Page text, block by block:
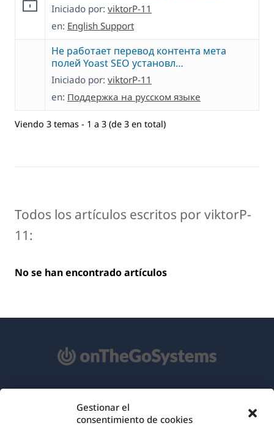
Gestionar el
consentimiento de cookies
Iniciado por: viktorP-11
en: English Support
Не работает перевод контента мета
полей Yoast SEO установл…
Iniciado por: viktorP-11
en: Поддержка на русском языке
Viendo 3 temas - 1 a 3 (de 3 en total)
Todos los artículos escritos por viktorP-
11:
No se han encontrado artículos
RGPD y Política de Privacidad